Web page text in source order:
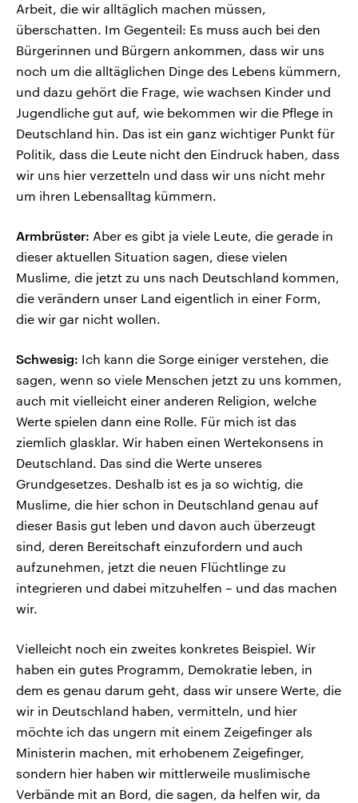
Arbeit, die wir alltäglich machen müssen,
überschatten. Im Gegenteil: Es muss auch bei den
Bürgerinnen und Bürgern ankommen, dass wir uns
noch um die alltäglichen Dinge des Lebens kümmern,
und dazu gehört die Frage, wie wachsen Kinder und
Jugendliche gut auf, wie bekommen wir die Pflege in
Deutschland hin. Das ist ein ganz wichtiger Punkt für
Politik, dass die Leute nicht den Eindruck haben, dass
wir uns hier verzetteln und dass wir uns nicht mehr
um ihren Lebensalltag kümmern.
Armbrüster: Aber es gibt ja viele Leute, die gerade in
dieser aktuellen Situation sagen, diese vielen
Muslime, die jetzt zu uns nach Deutschland kommen,
die verändern unser Land eigentlich in einer Form,
die wir gar nicht wollen.
Schwesig: Ich kann die Sorge einiger verstehen, die
sagen, wenn so viele Menschen jetzt zu uns kommen,
auch mit vielleicht einer anderen Religion, welche
Werte spielen dann eine Rolle. Für mich ist das
ziemlich glasklar. Wir haben einen Wertekonsens in
Deutschland. Das sind die Werte unseres
Grundgesetzes. Deshalb ist es ja so wichtig, die
Muslime, die hier schon in Deutschland genau auf
dieser Basis gut leben und davon auch überzeugt
sind, deren Bereitschaft einzufordern und auch
aufzunehmen, jetzt die neuen Flüchtlinge zu
integrieren und dabei mitzuhelfen – und das machen
wir.
Vielleicht noch ein zweites konkretes Beispiel. Wir
haben ein gutes Programm, Demokratie leben, in
dem es genau darum geht, dass wir unsere Werte, die
wir in Deutschland haben, vermitteln, und hier
möchte ich das ungern mit einem Zeigefinger als
Ministerin machen, mit erhobenem Zeigefinger,
sondern hier haben wir mittlerweile muslimische
Verbände mit an Bord, die sagen, da helfen wir, da